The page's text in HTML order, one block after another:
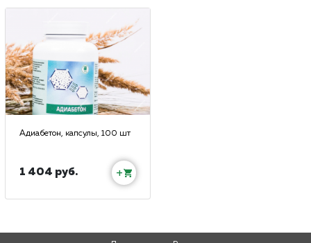
Адиабетон, капсулы, 100 шт
1 404 руб. +